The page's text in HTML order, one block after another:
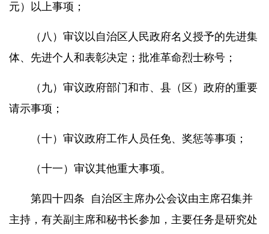
元）以上事项；
（八）审议以自治区人民政府名义授予的先进集
体、先进个人和表彰决定；批准革命烈士称号；
（九）审议政府部门和市、县（区）政府的重要
请示事项；
（十）审议政府工作人员任免、奖惩等事项；
（十一）审议其他重大事项。
第四十四条
自治区主席办公会议由主席召集并
主持，有关副主席和秘书长参加，主要任务是研究处